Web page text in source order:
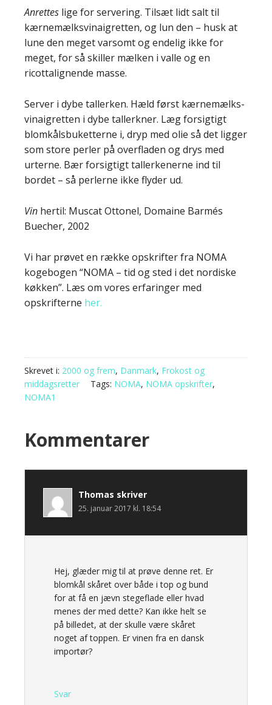
Anrettes lige for servering. Tilsæt lidt salt til
kærnemælksvinaigretten, og lun den – husk at
lune den meget varsomt og endelig ikke for
meget, for så skiller mælken i valle og en
ricottalignende masse.
Server i dybe tallerken. Hæld først kærnemælks-
vinaigretten i dybe tallerkner. Læg forsigtigt
blomkålsbuketterne i, dryp med olie så det ligger
som store perler på overfladen og drys med
urterne. Bær forsigtigt tallerkenerne ind til
bordet – så perlerne ikke flyder ud.
Vin hertil: Muscat Ottonel, Domaine Barmés
Buecher, 2002
Vi har prøvet en række opskrifter fra NOMA
kogebogen “NOMA – tid og sted i det nordiske
køkken”. Læs om vores erfaringer med
opskrifterne her.
Skrevet i: 2000 og frem, Danmark, Frokost og
middagsretter
Tags: NOMA, NOMA opskrifter,
NOMA1
Kommentarer
Thomas skriver
25. januar 2017 kl. 18:54
Hej, glæder mig til at prøve denne ret. Er
blomkål skåret over både i top og bund
for at få en jævn stegeflade eller hvad
menes der med dette? Kan ikke helt se
på billedet, at der skulle være skåret
noget af toppen. Er vinen fra en dansk
importør?
Svar